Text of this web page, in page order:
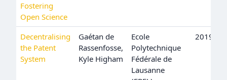
Fostering
Open Science
Decentralising
the Patent
System
Gaétan de
Rassenfosse,
Kyle Higham
Ecole
Polytechnique
Fédérale de
Lausanne
2019